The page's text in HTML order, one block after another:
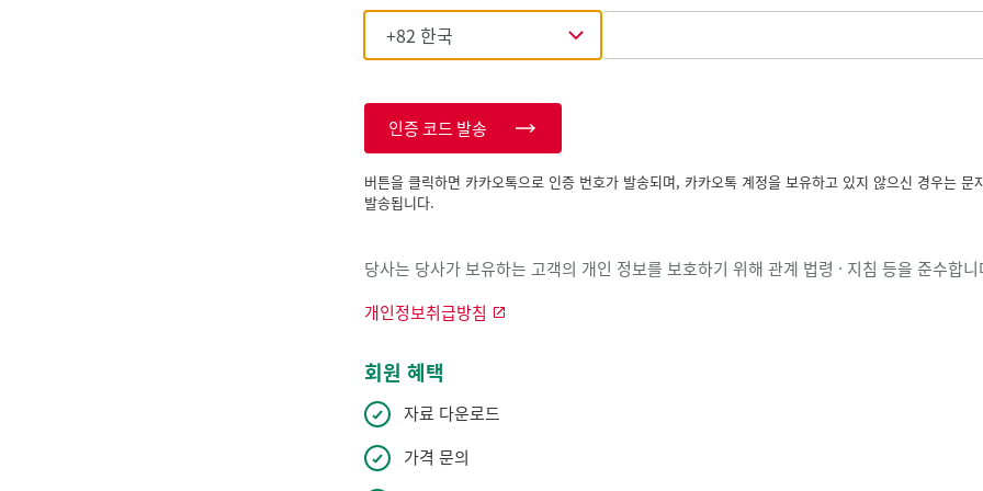
인증 코드 발송
버튼을 클릭하면 카카오톡으로 인증 번호가 발송되며, 카카오톡 계정을 보유하고 있지 않으신 경우는 문
발송됩니다.
당사는 당사가 보유하는 고객의 개인 정보를 보호하기 위해 관계 법령 · 지침 등을 준수합니
개인정보취급방침
회원 혜택
자료 다운로드
가격 문의